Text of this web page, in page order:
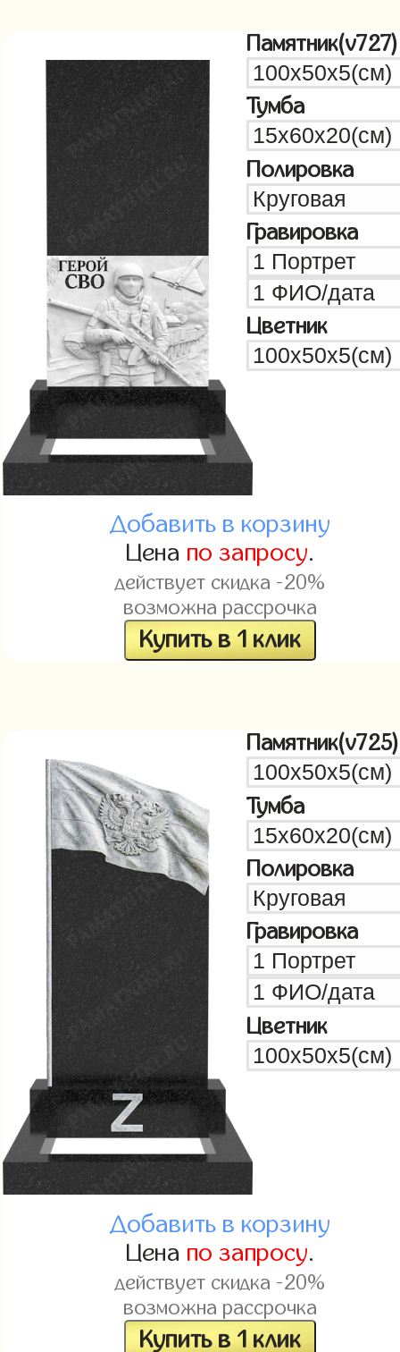
Памятник(v727)
Тумба
Полировка
Гравировка
Цветник
Добавить в корзину
Цена по запросу.
действует скидка -20%
возможна рассрочка
Купить в 1 клик
Памятник(v725)
Тумба
Полировка
Гравировка
Цветник
Добавить в корзину
Цена по запросу.
действует скидка -20%
возможна рассрочка
Купить в 1 клик